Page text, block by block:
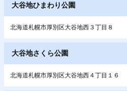
大谷地ひまわり公園
北海道札幌市厚別区大谷地西３丁目８
大谷地さくら公園
北海道札幌市厚別区大谷地西４丁目１６